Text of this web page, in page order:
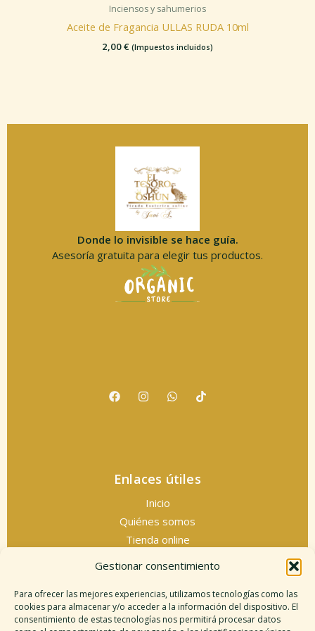
Gestionar consentimiento
Para ofrecer las mejores experiencias, utilizamos tecnologías como las
cookies para almacenar y/o acceder a la información del dispositivo. El
consentimiento de estas tecnologías nos permitirá procesar datos
Inciensos y sahumerios
Aceite de Fragancia ULLAS RUDA 10ml
2,00€ (Impuestos incluidos)
Donde lo invisible se hace guía.
Asesoría gratuita para elegir tus productos.
Enlaces útiles
Inicio
Quiénes somos
Tienda online